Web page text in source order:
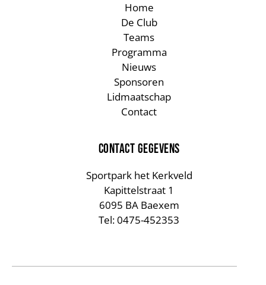
Home
De Club
Teams
Programma
Nieuws
Sponsoren
Lidmaatschap
Contact
CONTACT GEGEVENS
Sportpark het Kerkveld
Kapittelstraat 1
6095 BA Baexem
Tel: 0475-452353